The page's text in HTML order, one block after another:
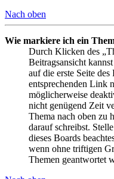
Nach oben
Wie markiere ich ein
Durch Klicken des
Beitragsansicht
auf die erste Seite
entsprechenden Link
möglicherweise
nicht genügend Zeit
Thema nach oben zu
darauf schreibst.
dieses Boards
wenn ohne triftigen
Themen geantwortet